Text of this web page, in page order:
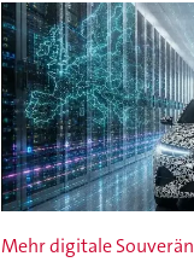
Mehr digitale